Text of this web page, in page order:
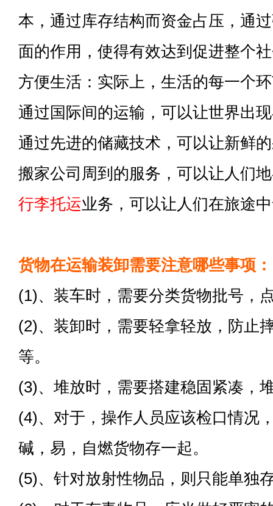
本，通过库存结构而资金占压，通
面的作用，使得有效达到促进整个
方便生活：实际上，生活的每一个
通过国际间的运输，可以让世界出
通过先进的储藏技术，可以让新鲜
搬家公司周到的服务，可以让人们
行李托运业务，可以让人们在旅途
货物在运输装卸需要注意哪些事项：
(1)、装车时，需要分类货物批号，
(2)、装卸时，需要轻拿轻放，防止
等。
(3)、堆放时，需要搭建稳固紧凑，
(4)、对于，操作人员应该检口情况
碱，易，自燃货物存一起。
(5)、针对放射性物品，则只能单独